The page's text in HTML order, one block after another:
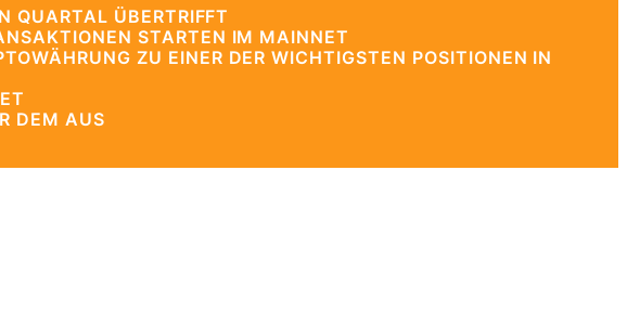
QUARTAL ÜBERTRIFFT
STARTEN IM MAINNET
ZU EINER DER WICHTIGSTEN POSITIONEN IN
DEM AUS